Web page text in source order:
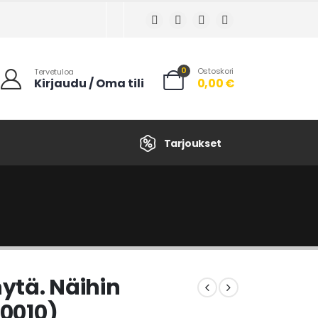
Tervetuloa
Kirjaudu / Oma tili
0 Ostoskori
0,00€
Tarjoukset
Näihin